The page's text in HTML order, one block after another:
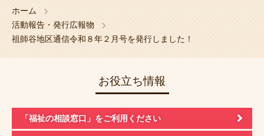
ホーム
活動報告・発行広報物
祖師谷地区通信令和８年２月号を発行しました！
お役立ち情報
「福祉の相談窓口」 をご利用ください